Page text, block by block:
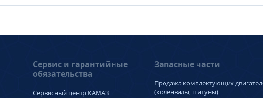
Сервис и гарантийные
обязательства
Сервисный центр КАМАЗ
Запасные части
Продажа комплектующих
(коленвалы, шатуны)